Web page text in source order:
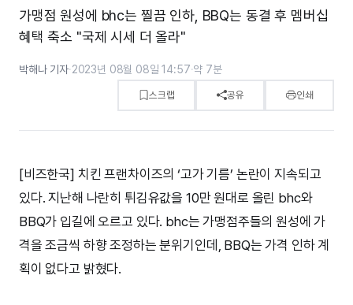
가맹점 원성에 bhc는 찔끔 인하, BBQ는 동결 후 멤버십
혜택 축소 "국제 시세 더 올라"
박해나 기자·2023년 08월 08일 14:57·약 7분
스크랩 공유 인쇄
[비즈한국] 치킨 프랜차이즈의 ‘고가 기름’ 논란이 지속되고
있다. 지난해 나란히 튀김유값을 10만 원대로 올린 bhc와
BBQ가 입길에 오르고 있다. bhc는 가맹점주들의 원성에 가
격을 조금씩 하향 조정하는 분위기인데, BBQ는 가격 인하 계
획이 없다고 밝혔다.